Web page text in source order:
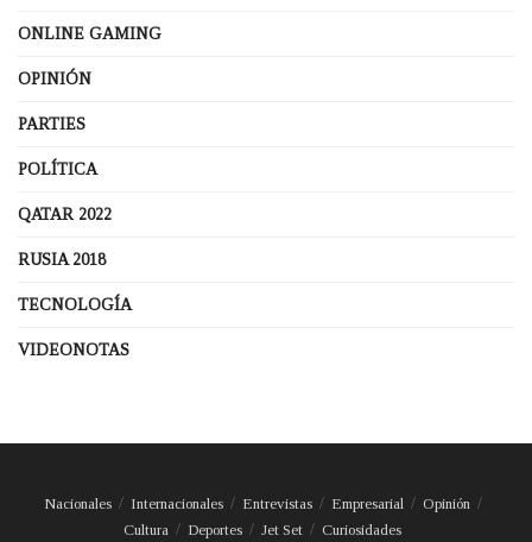
ONLINE GAMING
OPINIÓN
PARTIES
POLÍTICA
QATAR 2022
RUSIA 2018
TECNOLOGÍA
VIDEONOTAS
Nacionales Internacionales Entrevistas Empresarial
Opinión
Cultura
Deportes Jet Set Curiosidades